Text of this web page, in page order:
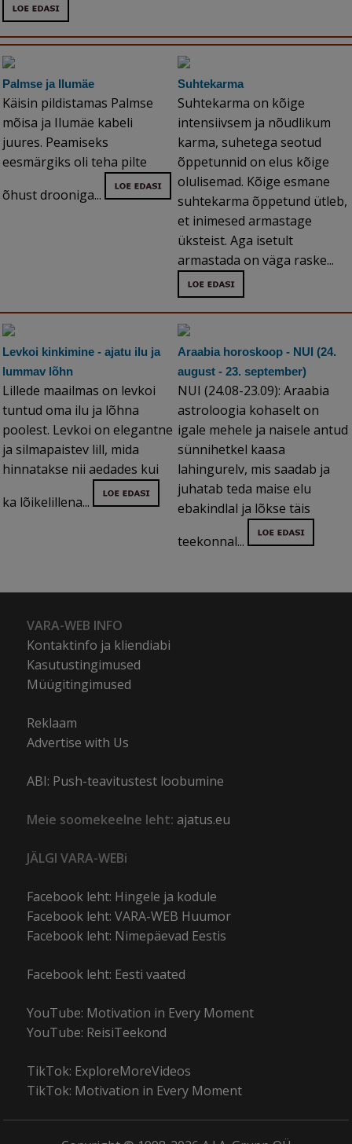
Palmse ja Ilumäe
Käisin pildistamas Palmse
mõisa ja Ilumäe kabeli
juures. Peamiseks
eesmärgiks oli teha pilte
õhust drooniga...
Suhtekarma
Suhtekarma on kõige
intensiivsem ja nõudlikum
karma, suhetega seotud
õppetunnid on elus kõige
olulisemad. Kõige esmane
suhtekarma õppetund ütleb,
et inimesed armastage
üksteist. Aga isetult
armastada on väga raske...
Levkoi kinkimine - ajatu ilu ja
lummav lõhn
Lillede maailmas on levkoi
tuntud oma ilu ja lõhna
poolest. Levkoi on elegantne
ja silmapaistev lill, mida
hinnatakse nii aedades kui
ka lõikelillena...
Araabia horoskoop - NUI (24.
august - 23. september)
NUI (24.08-23.09): Araabia
astroloogia kohaselt on
igale mehele ja naisele antud
sünnihetkel kaasa
lahingurelv, mis saadab ja
juhatab teda maise elu
ebakindlal ja lõkse täis
teekonnal...
VARA-WEB INFO
Kontaktinfo ja kliendiabi
Kasutustingimused
Müügitingimused
Reklaam
Advertise with Us
ABI: Push-teavitustest loobumine
Meie soomekeelne leht: ajatus.eu
JÄLGI VARA-WEBi
Facebook leht: Hingele ja kodule
Facebook leht: VARA-WEB Huumor
Facebook leht: Nimepäevad Eestis
Facebook leht: Eesti vaated
YouTube: Motivation in Every Moment
YouTube: ReisiTeekond
TikTok: ExploreMoreVideos
TikTok: Motivation in Every Moment